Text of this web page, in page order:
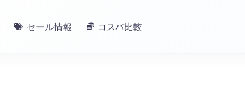
セール情報 コスパ比較